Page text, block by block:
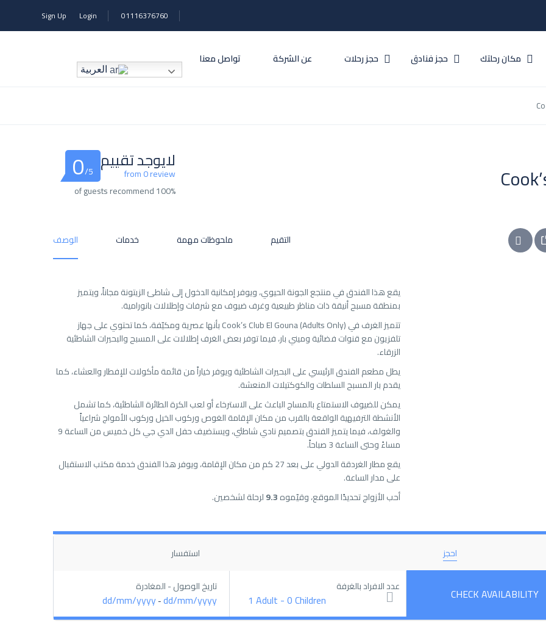
01116376760
Login
Sign Up
مكان رحلتك حجز فنادق حجز رحلات عن الشركة تواصل معنا
العربية
لايوجد تقييم
from 0 review
0/5
100% of guests recommend
الوصف خدمات ملحوظات مهمة التقيم
يقع هذا الفندق في منتجع الجونة الحيوي، ويوفر إمكانية الدخول إلى شاطئ الزيتونة مجاناً، ويتميز
بمنطقة مسبح أنيقة ذات مناظر طبيعية وغرف ضيوف مع شرفات وإطلالات بانورامية.
تتميز الغرف في Cook’s Club El Gouna (Adults Only) بأنها عصرية ومكيّفة، كما تحتوي على جهاز
تلفزيون مع قنوات فضائية وميني بار، فيما توفر بعض الغرف إطلالات على المسبح والبحيرات الشاطئية
الزرقاء.
يطل مطعم الفندق الرئيسي على البحيرات الشاطئية ويوفر خياراً من قائمة مأكولات للإفطار والعشاء، كما
يقدم بار المسبح السلطات والكوكتيلات المنعشة.
يمكن للضيوف الاستمتاع بالمساج الباعث على الاسترخاء أو لعب الكرة الطائرة الشاطئية، كما تشمل
الأنشطة الترفيهية الواقعة بالقرب من مكان الإقامة الغوص وركوب الخيل وركوب الأمواج شراعياً
والغولف، فيما يتميز الفندق بتصميم نادي شاطئي، ويستضيف حفل الدي جي كل خميس من الساعة 9
مساءً وحتى الساعة 3 صباحاً.
يقع مطار الغردقة الدولي على بعد 27 كم من مكان الإقامة، ويوفر هذا الفندق خدمة مكتب الاستقبال
على مدار الساعة.
أحب الأزواج تحديدًا الموقع، وقيّموه9.3لرحلة لشخصين.
احجز استفسار
تاريخ الوصول - المغادرة
dd/mm/yyyy
-
dd/mm/yyyy
عدد الافراد بالغرفة
1 Adult -0 Children